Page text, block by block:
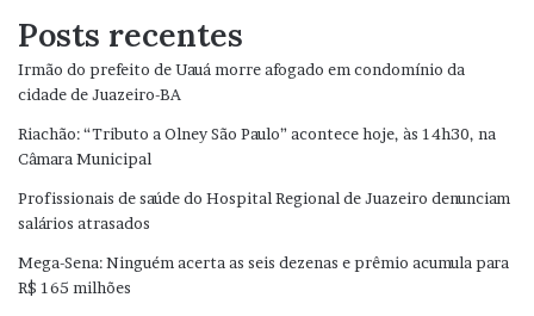
Posts recentes
Irmão do prefeito de Uauá morre afogado em condomínio da
cidade de Juazeiro-BA
Riachão: “Tributo a Olney São Paulo” acontece hoje, às 14h30, na
Câmara Municipal
Profissionais de saúde do Hospital Regional de Juazeiro denunciam
salários atrasados
Mega-Sena: Ninguém acerta as seis dezenas e prêmio acumula para
R$ 165 milhões